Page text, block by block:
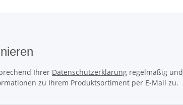
Ihrer Datenschutzerklärung regelmäßig und
zu Ihrem Produktsortiment per E-Mail zu.